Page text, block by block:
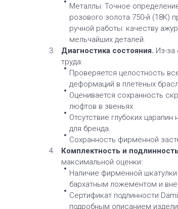
Металлы: Точное
розового золота 750-й
ручной работы: качеству
мельчайших деталей.
Диагностика состояния. Из-за
труда:
Проверяется целостность
деформаций в плетеных
Оценивается сохранность
люфтов в звеньях.
Отсутствие глубоких
для бренда.
Сохранность фирменной
Комплектность и
максимальной оценки:
Наличие фирменной
бархатным ложементом и
Сертификат подлинности
подробным описанием